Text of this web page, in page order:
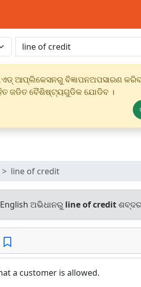
ଆପ୍ଲିକେସନରୁ ବିଜ୍ଞାପନଅପସାରଣ
ଜଡିତ ବୈଶିଷ୍ଟ୍ୟଗୁଡିକ ଯୋଡିବ ।
line of credit
ଅଭିଧାନରୁ line of creditଶବ୍ଦର
a customer is allowed.